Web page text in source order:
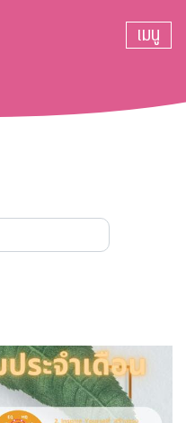
เมนู